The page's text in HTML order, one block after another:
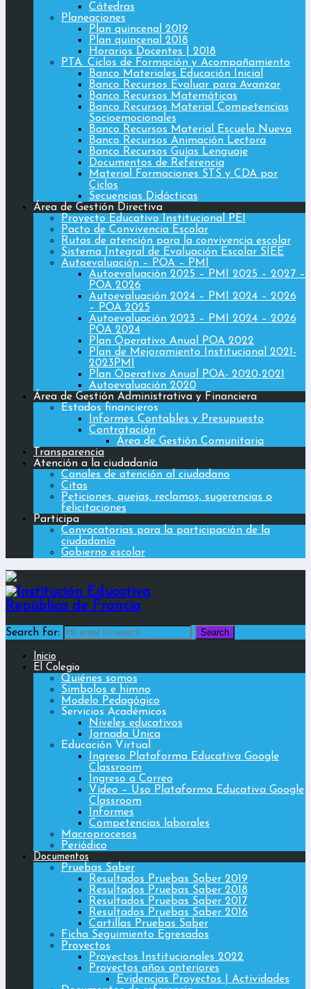
Cátedras
Planeaciones
Plan quincenal 2019
Plan quincenal 2018
Horarios Docentes | 2018
PTA. Ciclos de Formación y Acompañamiento
Banco Materiales Educación Inicial
Banco Recursos Evaluar para Avanzar
Banco Recursos Matemáticas
Banco Recursos Material Competencias
Socioemocionales
Banco Recursos Material Escuela Nueva
Banco Recursos Animación Lectora
Banco Recursos Guías Lenguaje
Documentos de Referencia
Material Formaciones STS y CDA por
Ciclos
Secuencias Didácticas
Área de Gestión Directiva
Proyecto Educativo Institucional PEI
Pacto de Convivencia Escolar
Rutas de atención para la convivencia escolar
Sistema Integral de Evaluación Escolar SIEE
Autoevaluación – POA – PMI
Autoevaluación 2025 – PMI 2025 – 2027 –
POA 2026
Autoevaluación 2024 – PMI 2024 – 2026
– POA 2025
Autoevaluación 2023 – PMI 2024 – 2026
POA 2024
Plan Operativo Anual POA 2022
Plan de Mejoramiento Institucional 2021-
2023PMI
Plan Operativo Anual POA- 2020-2021
Autoevaluación 2020
Área de Gestión Administrativa y Financiera
Estados financieros
Informes Contables y Presupuesto
Contratación
Área de Gestión Comunitaria
Transparencia
Atención a la ciudadanía
Canales de atención al ciudadano
Citas
Peticiones, quejas, reclamos, sugerencias o
felicitaciones
Participa
Convocatorias para la participación de la
ciudadanía
Gobierno escolar
Search for:
Inicio
El Colegio
Quiénes somos
Simbolos e himno
Modelo Pedagógico
Servicios Académicos
Niveles educativos
Jornada Única
Educación Virtual
Ingreso Plataforma Educativa Google
Classroom
Ingreso a Correo
Vídeo – Uso Plataforma Educativa Google
Classroom
Informes
Competencias laborales
Macroprocesos
Periódico
Documentos
Pruebas Saber
Resultados Pruebas Saber 2019
Resultados Pruebas Saber 2018
Resultados Pruebas Saber 2017
Resultados Pruebas Saber 2016
Cartillas Pruebas Saber
Ficha Seguimiento Egresados
Proyectos
Proyectos Institucionales 2022
Proyectos años anteriores
Evidencias Proyectos | Actividades